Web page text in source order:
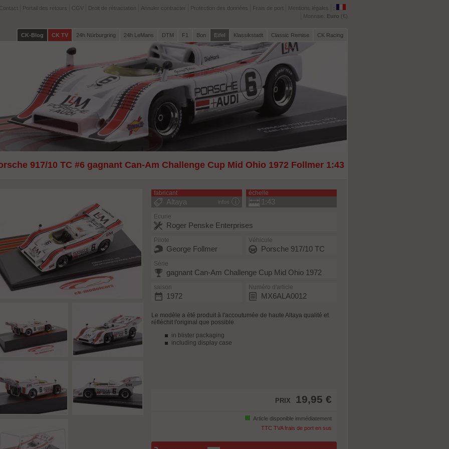
Contact Portail des retours CGV Droit de rétractation Annuler contracter Protection des données Frais de port Mentions légales
:
Monnaie: Euro (€)
CK-Blog CK TV 24h Nürburgring 24h LeMans DTM F1 Bon Eifel Klassikstadt Classic Remise CK Racing
917/10 TC #6 gagnant Can-Am Challenge Cup Mid Ohio 1972 Follmer 1:43
fabricant
infos
Altaya
échelle
1:43
Ecurie
Roger Penske Enterprises
Pilote
George Follmer
Véhicule
Porsche 917/10 TC
Série
gagnant Can-Am Challenge Cup Mid Ohio 1972
saison
1972
Numéro d'article
MX6ALA0012
Le modèle a été produit à l'accoutumée de haute Altaya qualité et
réfléchit l'original que possible.
in blister packaging
including display case
PRIX 19,95 €
Article disponible immédiatement
TTC TVA frais de port en sus